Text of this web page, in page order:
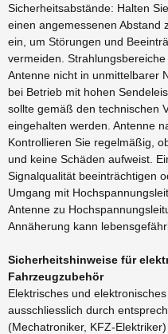
Sicherheitsabstände: Halten
einen angemessenen Abstand
ein, um Störungen und
vermeiden.
Antenne nicht in unmittelbarer
bei Betrieb mit hohen
sollte gemäß den technischen
eingehalten werden. Antenne
Kontrollieren Sie regelmäßig,
und keine Schäden aufweist.
Signalqualität beeinträchtigen
Umgang mit
Antenne zu
Annäherung kann
Sicherheitshinweise für
Fahrzeugzubehör
Elektrisches und
ausschliesslich durch
(Mechatroniker, KFZ-